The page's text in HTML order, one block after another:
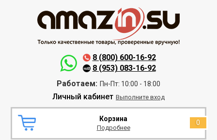
8 (800) 600-16-92
8 (953) 083-16-92
Работаем: Пн-Пт: 10:00 - 18:00
Личный кабинет Выполните вход
Корзина
Подробнее
0